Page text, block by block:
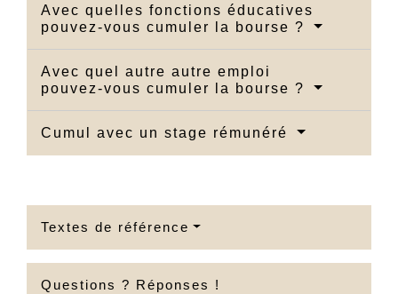
Avec quelles fonctions éducatives
pouvez-vous cumuler la bourse ?
Avec quel autre autre emploi
pouvez-vous cumuler la bourse ?
Cumul avec un stage rémunéré
Textes de référence
Questions ? Réponses !